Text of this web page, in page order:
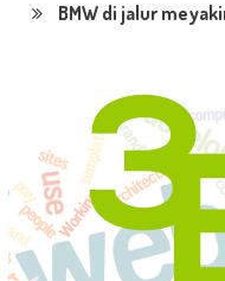
BMW di jalur